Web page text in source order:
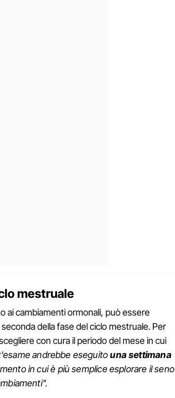
mestruale
ai cambiamenti ormonali, può essere
della fase del ciclo mestruale. Per
con cura il periodo del mese in cui
andrebbe eseguitouna settimana
in cui è più semplice esplorare il seno